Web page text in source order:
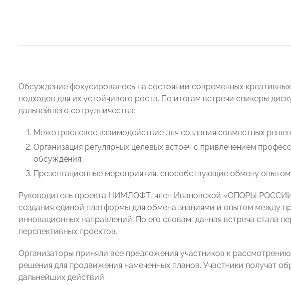
Обсуждение фокусировалось на состоянии современных
подходов для их устойчивого роста. По итогам встречи спикеры
дальнейшего сотрудничества:
Межотраслевое взаимодействие для создания совместных
Организация регулярных целевых встреч с привлечением
обсуждения.
Презентационные мероприятия, способствующие обмену
Руководитель проекта НИМЛОФТ, член Ивановской «ОПОРЫ
создания единой платформы для обмена знаниями и опытом между
инновационных направлений. По его словам, данная встреча стала
перспективных проектов.
Организаторы приняли все предложения участников к
решения для продвижения намеченных планов. Участники получат
дальнейших действий.